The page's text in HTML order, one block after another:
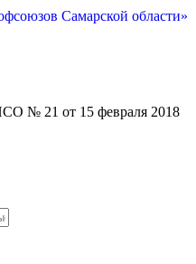
Самарской области»
№ 21 от 15 февраля 2018